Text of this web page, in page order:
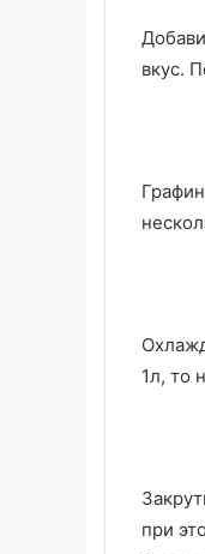
вкус.
1л, то
при